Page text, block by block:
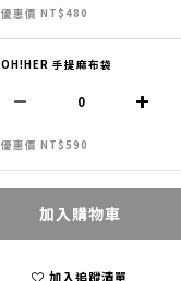
優惠價 NT$480
OH!HER 手提麻布袋
優惠價 NT$590
加入購物車
加入追蹤清單